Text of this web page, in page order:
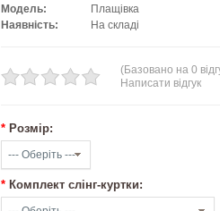
Модель:
Плащівка
Наявність:
На складі
(Базовано на 0
Написати відгук
* Розмір:
* Комплект слінг-куртки: